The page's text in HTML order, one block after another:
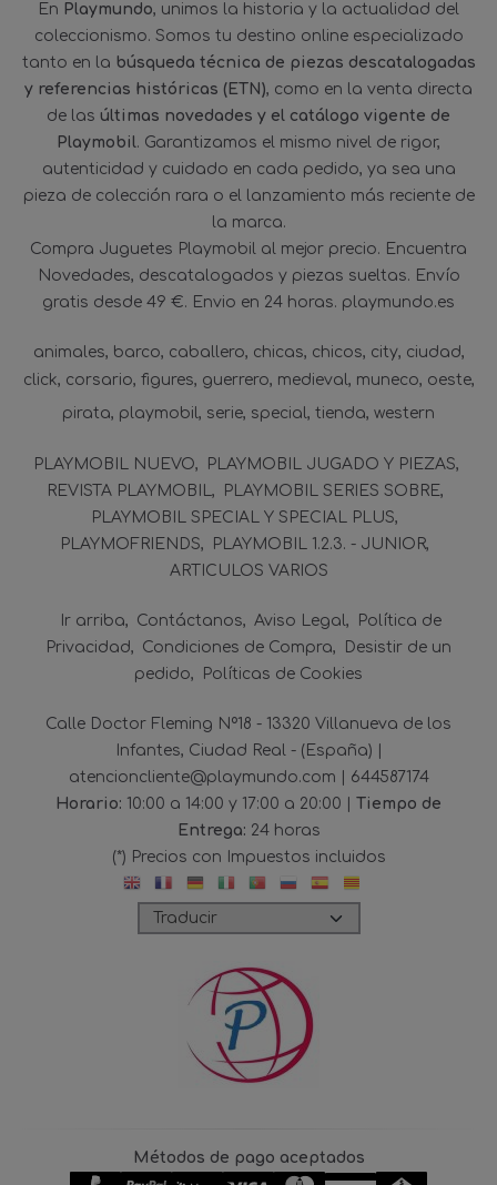
En Playmundo, unimos la historia y la actualidad del
coleccionismo. Somos tu destino online especializado
tanto en la búsqueda técnica de piezas descatalogadas
y referencias históricas (ETN), como en la venta directa
de las últimas novedades y el catálogo vigente de
Playmobil. Garantizamos el mismo nivel de rigor,
autenticidad y cuidado en cada pedido, ya sea una
pieza de colección rara o el lanzamiento más reciente de
la marca.
Compra Juguetes Playmobil al mejor precio. Encuentra
Novedades, descatalogados y piezas sueltas. Envío
gratis desde 49 €. Envio en 24 horas. playmundo.es
animales barco caballero chicas chicos city ciudad
click corsario figures guerrero medieval muneco oeste
pirata playmobil serie special tienda western
PLAYMOBIL NUEVO
PLAYMOBIL JUGADO Y PIEZAS
REVISTA PLAYMOBIL
PLAYMOBIL SERIES SOBRE
PLAYMOBIL SPECIAL Y SPECIAL PLUS
PLAYMOFRIENDS
PLAYMOBIL 1.2.3. - JUNIOR
ARTICULOS VARIOS
Ir arriba Contáctanos Aviso Legal
Política de
Privacidad
Condiciones de Compra
Desistir de un
pedido
Políticas de Cookies
Calle Doctor Fleming Nº18 - 13320 Villanueva de los
Infantes, Ciudad Real - (España) |
atencioncliente@playmundo.com | 644587174
Horario: 10:00 a 14:00 y 17:00 a 20:00 | Tiempo de
Entrega: 24 horas
(*) Precios con Impuestos incluidos
Métodos de pago aceptados